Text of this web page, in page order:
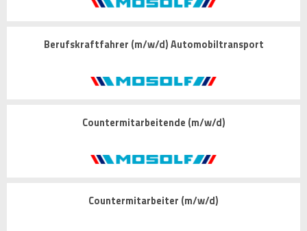
Berufskraftfahrer (m/w/d) Automobiltransport
Countermitarbeitende (m/w/d)
Countermitarbeiter (m/w/d)